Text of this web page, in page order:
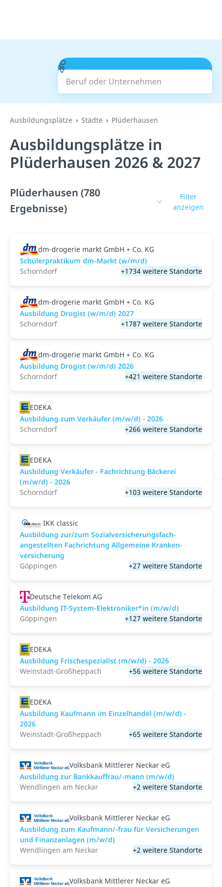
Beruf oder Unternehmen
Suchen
Ausbildungsplätze Städte Plüderhausen
Ausbildungsplätze in
Plüderhausen 2026 & 2027
Plüderhausen (780
Ergebnisse)
Filter
anzeigen
dm-drogerie markt GmbH + Co. KG
Schülerpraktikum dm-Markt (w/m/d)
Schorndorf
+1734 weitere Standorte
dm-drogerie markt GmbH + Co. KG
Ausbildung Drogist (w/m/d) 2027
Schorndorf
+1787 weitere Standorte
dm-drogerie markt GmbH + Co. KG
Ausbildung Drogist (w/m/d) 2026
Schorndorf
+421 weitere Standorte
EDEKA
Ausbildung zum Verkäufer (m/w/d) - 2026
Schorndorf
+266 weitere Standorte
EDEKA
Ausbildung Verkäufer - Fachrichtung Bäckerei
(m/w/d) - 2026
Schorndorf
+103 weitere Standorte
IKK classic
Aus­bild­ung zur/zum Sozial­versicher­ungs­fach­
angestellten­ Fach­richtung All­gemeine Kranken­
versicher­ung
Göppingen
+27 weitere Standorte
Deutsche Telekom AG
Ausbildung IT-System-Elektroniker*in (m/w/d)
Göppingen
+127 weitere Standorte
EDEKA
Ausbildung Frischespezialist (m/w/d) - 2026
Weinstadt-Großheppach
+56 weitere Standorte
EDEKA
Ausbildung Kaufmann im Einzelhandel (m/w/d) -
2026
Weinstadt-Großheppach
+65 weitere Standorte
Volksbank Mittlerer Neckar eG
Ausbildung zur Bankkauffrau/-mann (m/w/d)
Wendlingen am Neckar
+2 weitere Standorte
Volksbank Mittlerer Neckar eG
Ausbildung zum Kaufmann/-frau für Versicherungen
und Finanzanlagen (m/w/d)
Wendlingen am Neckar
+2 weitere Standorte
Volksbank Mittlerer Neckar eG